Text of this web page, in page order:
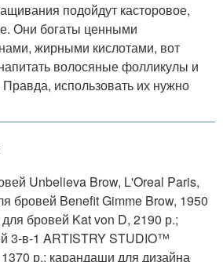
подойдут касторовое,
Они богаты ценными
жирными кислотами, вот
волосяные фолликулы и
Правда, использовать их нужно
Unbelieva Brow, L'Oreal Paris,
бровей Benefit Gimme Brow, 1950
бровей Kat von D, 2190 р.;
3-в-1 ARTISTRY STUDIO™
р.; карандаши для дизайна